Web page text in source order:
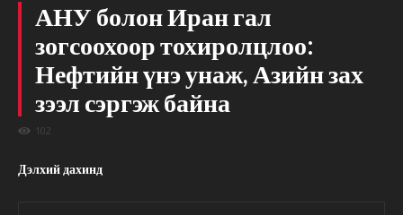
АНУ болон Иран гал
зогсоохоор тохиролцлоо:
Нефтийн үнэ унаж, Азийн зах
зээл сэргэж байна
102
Дэлхий дахинд